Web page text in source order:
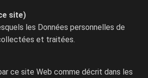
site)
les Données personnelles de
et traitées.
ce site Web comme décrit dans les